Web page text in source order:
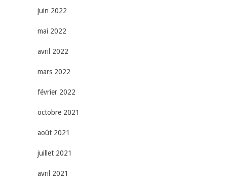
juin 2022
mai 2022
avril 2022
mars 2022
février 2022
octobre 2021
août 2021
juillet 2021
avril 2021